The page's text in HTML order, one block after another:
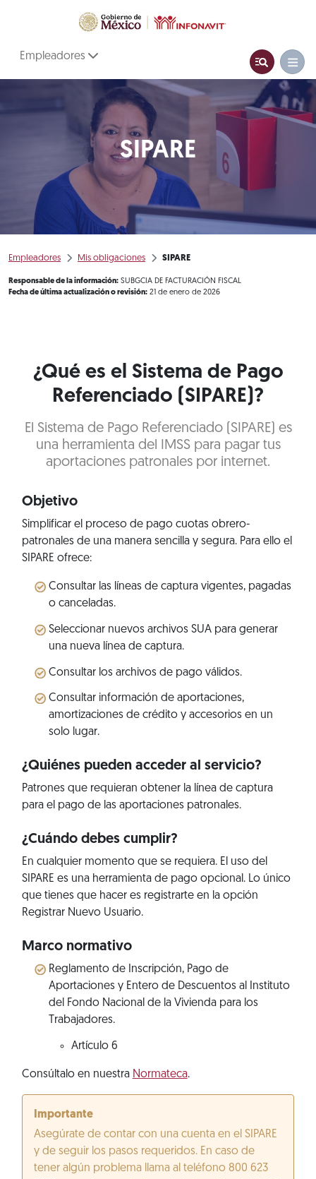
Empleadores
SIPARE
Empleadores Mis obligaciones SIPARE
Responsable de la información: SUBGCIA DE FACTURACIÓN FISCAL
Fecha de última actualización o revisión: 21 de enero de 2026
¿Qué es el Sistema de Pago
Referenciado (SIPARE)?
El Sistema de Pago Referenciado (SIPARE) es
una herramienta del IMSS para pagar tus
aportaciones patronales por internet.
Objetivo
Simplificar el proceso de pago cuotas obrero-
patronales de una manera sencilla y segura. Para ello el
SIPARE ofrece:
Consultar las líneas de captura vigentes, pagadas
o canceladas.
Seleccionar nuevos archivos SUA para generar
una nueva línea de captura.
Consultar los archivos de pago válidos.
Consultar información de aportaciones,
amortizaciones de crédito y accesorios en un
solo lugar.
¿Quiénes pueden acceder al servicio?
Patrones que requieran obtener la línea de captura
para el pago de las aportaciones patronales.
¿Cuándo debes cumplir?
En cualquier momento que se requiera. El uso del
SIPARE es una herramienta de pago opcional. Lo único
que tienes que hacer es registrarte en la opción
Registrar Nuevo Usuario.
Marco normativo
Reglamento de Inscripción, Pago de
Aportaciones y Entero de Descuentos al Instituto
del Fondo Nacional de la Vivienda para los
Trabajadores.
Artículo 6
Consúltalo en nuestra Normateca.
Importante
Asegúrate de contar con una cuenta en el SIPARE
y de seguir los pasos requeridos. En caso de
tener algún problema llama al teléfono 800 623